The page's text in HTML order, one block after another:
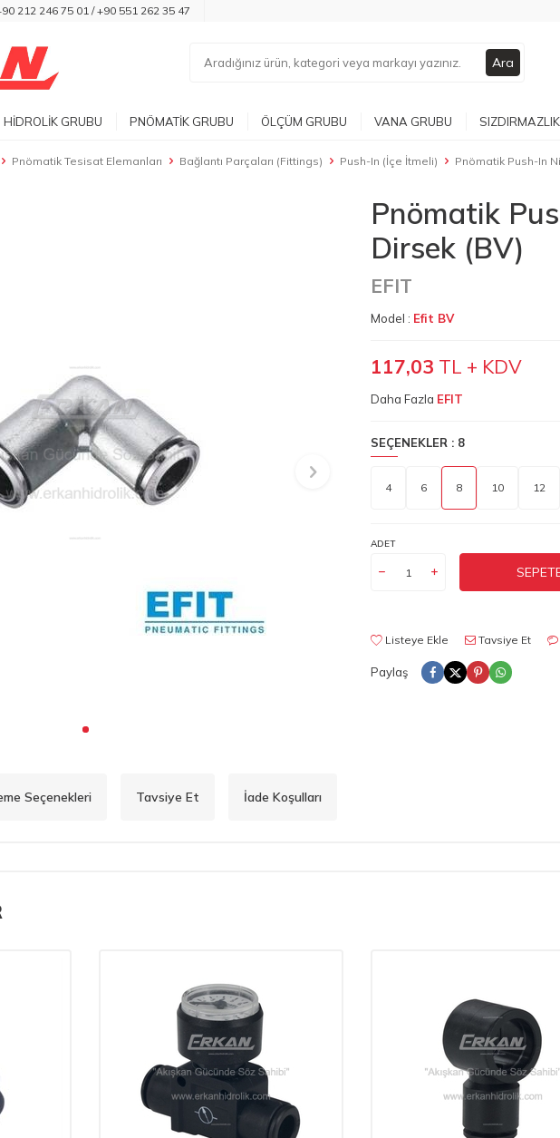
212 246 75 01 / +90 551 262 35 47
Ara
HIDROLIK GRUBU PNÖMATIK GRUBU ÖLÇÜM GRUBU VANA GRUBU SIZDIRMAZLIK
Pnömatik Tesisat Elemanları Bağlantı Parçaları (Fittings) Push-In (İçe İtmeli) Pnömatik Push-In
Pnömatik
Dirsek (BV)
EFIT
Model : Efit BV
117,03 TL + KDV
Daha Fazla EFIT
SEÇENEKLER : 8
4 6 8 10 12
ADET
Listeye Ekle Tavsiye Et
Paylaş
Seçenekleri Tavsiye Et İade Koşulları